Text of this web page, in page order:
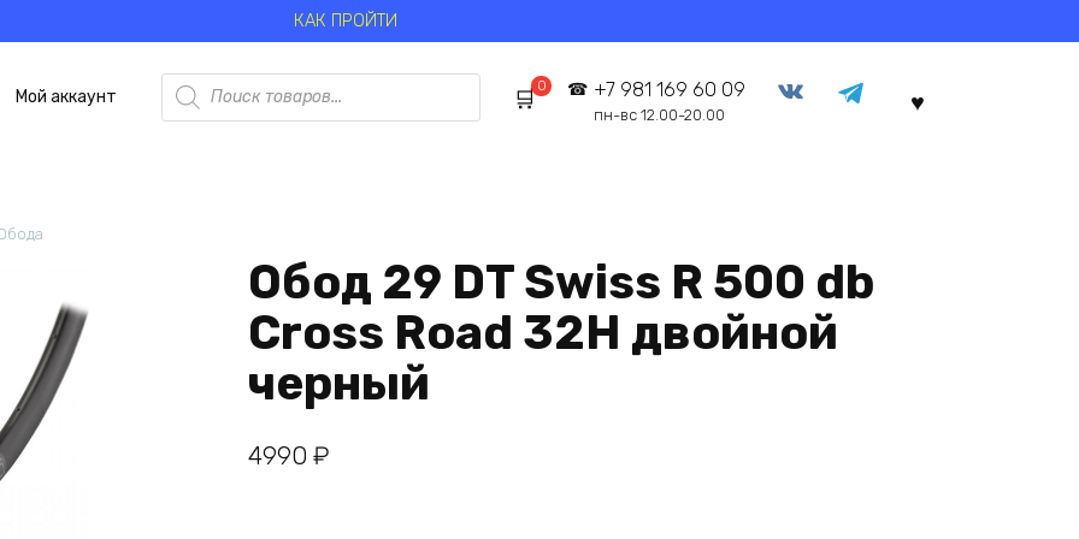
КАК ПРОЙТИ
Мой аккаунт
Поиск
товаров
0 +7 981 169 60 09
пн-вс 12.00-20.00
Обод 29 DT Swiss R 500 db
Cross Road 32Н двойной
черный
4990 ₽